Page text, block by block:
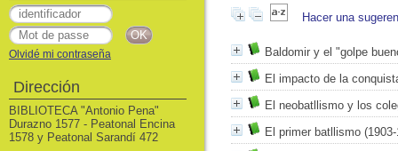
Hacer una
Baldomir y el "golpe
El impacto de la
El neobatllismo y los
El primer batllismo
Olvidé mi contraseña
Dirección
BIBLIOTECA "Antonio Pena"
Durazno 1577 - Peatonal Encina
1578 y Peatonal Sarandí 472